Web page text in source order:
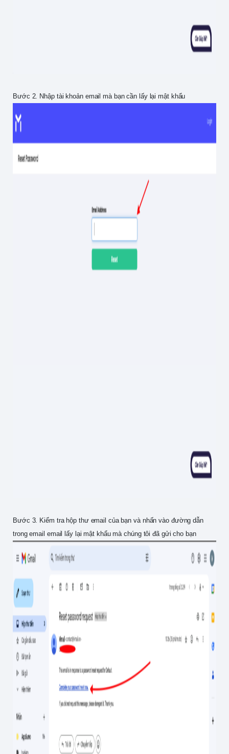
Bước 2. Nhập tài khoản email mà bạn cần lấy lại mật khẩu
Bước 3. Kiểm tra hộp thư email của bạn và nhấn vào đường dẫn
trong email email lấy lại mật khẩu mà chúng tôi đã gửi cho bạn